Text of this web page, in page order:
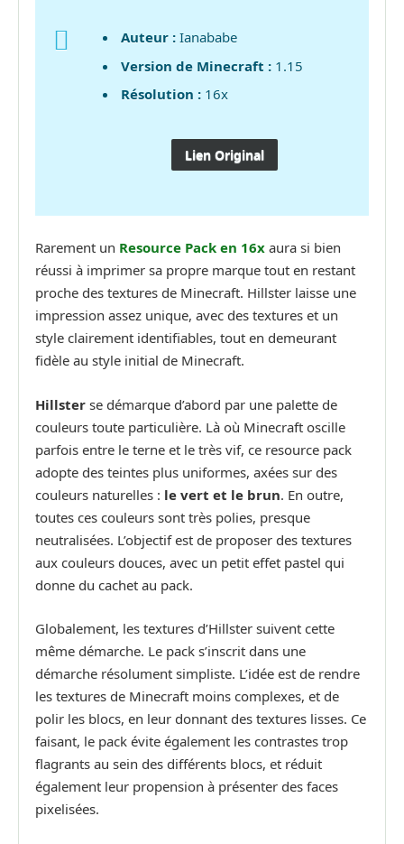
Auteur : Ianababe
Version de Minecraft : 1.15
Résolution : 16x
Lien Original
Rarement un Resource Pack en 16x aura si bien
réussi à imprimer sa propre marque tout en restant
proche des textures de Minecraft. Hillster laisse une
impression assez unique, avec des textures et un
style clairement identifiables, tout en demeurant
fidèle au style initial de Minecraft.
Hillster se démarque d’abord par une palette de
couleurs toute particulière. Là où Minecraft oscille
parfois entre le terne et le très vif, ce resource pack
adopte des teintes plus uniformes, axées sur des
couleurs naturelles : le vert et le brun. En outre,
toutes ces couleurs sont très polies, presque
neutralisées. L’objectif est de proposer des textures
aux couleurs douces, avec un petit effet pastel qui
donne du cachet au pack.
Globalement, les textures d’Hillster suivent cette
même démarche. Le pack s’inscrit dans une
démarche résolument simpliste. L’idée est de rendre
les textures de Minecraft moins complexes, et de
polir les blocs, en leur donnant des textures lisses. Ce
faisant, le pack évite également les contrastes trop
flagrants au sein des différents blocs, et réduit
également leur propension à présenter des faces
pixelisées.